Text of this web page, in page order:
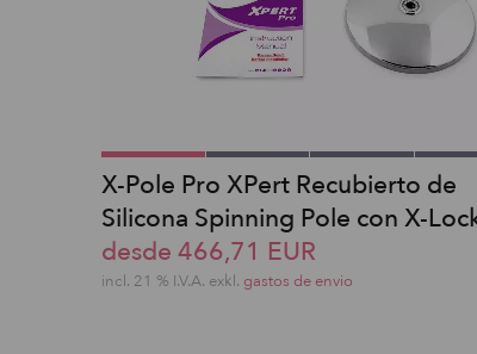
X-Pole Pro XPert Recubierto de
Silicona Spinning Pole con X-
desde 466,71 EUR
incl. 21 % I.V.A. exkl. gastos de envio